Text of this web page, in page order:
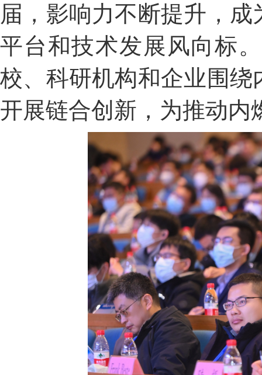
届，影响力不断提升，
平台和技术发展风向标
校、科研机构和企业围
开展链合创新，为推动内